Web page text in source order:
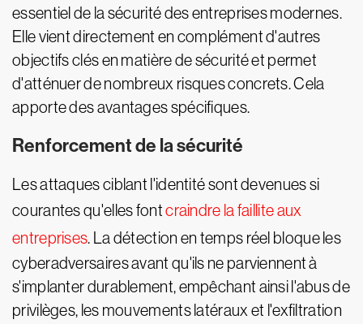
essentiel de la sécurité des entreprises modernes.
Elle vient directement en complément d'autres
objectifs clés en matière de sécurité et permet
d'atténuer de nombreux risques concrets. Cela
apporte des avantages spécifiques.
Renforcement de la sécurité
Les attaques ciblant l'identité sont devenues si
courantes qu'elles fontcraindre la faillite aux
entreprises. La détection en temps réel bloque les
cyberadversaires avant qu'ils ne parviennent à
s'implanter durablement, empêchant ainsi l'abus de
privilèges, les mouvements latéraux et l'exfiltration